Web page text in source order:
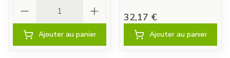
Ajouter au panier
32,17 €
Ajouter au panier